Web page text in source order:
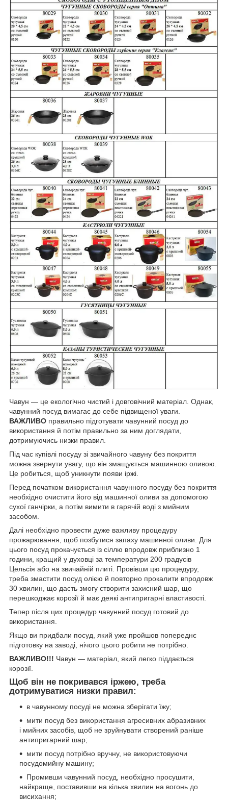
Чавун — це екологічно чистий і довговічний матеріал. Однак,
чавунний посуд вимагає до себе підвищеної уваги.
ВАЖЛИВО правильно підготувати чавунний посуд до
використання й потім правильно за ним доглядати,
дотримуючись низки правил.
Під час купівлі посуду зі звичайного чавуну без покриття
можна звернути увагу, що він змащується машинною оливою.
Це робиться, щоб уникнути появи іржі.
Перед початком використання чавунного посуду без покриття
необхідно очистити його від машинної оливи за допомогою
сухої ганчірки, а потім вимити в гарячій воді з мийним
засобом.
Далі необхідно провести дуже важливу процедуру
прожарювання, щоб позбутися запаху машинної оливи. Для
цього посуд прокачується із сіллю впродовж приблизно 1
години, кращий у духовці за температури 200 градусів
Цельсія або на звичайній плиті. Провівши цю процедуру,
треба змастити посуд олією й повторно прокалити впродовж
30 хвилин, що дасть змогу створити захисний шар, що
перешкоджає корозії й має деякі антипригарні властивості.
Тепер після цих процедур чавунний посуд готовий до
використання.
Якщо ви придбали посуд, який уже пройшов попереднє
підготовку на заводі, нічого цього робити не потрібно.
ВАЖЛИВО!!! Чавун — матеріал, який легко піддається
корозії.
Щоб він не покривався іржею, треба
дотримуватися низки правил:
в чавунному посуді не можна зберігати їжу;
мити посуд без використання агресивних абразивних
і мийних засобів, щоб не зруйнувати створений раніше
антипригарний шар;
мити посуд потрібно вручну, не використовуючи
посудомийну машину;
Промивши чавунний посуд, необхідно просушити,
найкраще, поставивши на кілька хвилин на вогонь до
висихання;